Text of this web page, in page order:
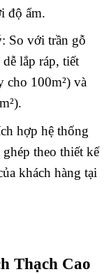
độ ẩm.
: So với trần gỗ
lắp ráp, tiết
cho 100m²) và
hợp hệ thống
theo thiết kế
khách hàng tại
Thạch Cao